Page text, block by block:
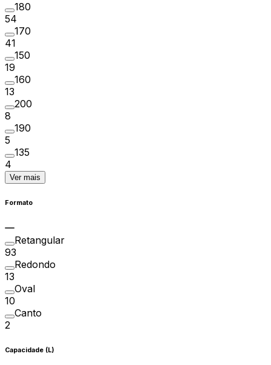
180
54
170
41
150
19
160
13
200
8
190
5
135
4
Ver mais
Formato
Retangular
93
Redondo
13
Oval
10
Canto
2
Capacidade (L)